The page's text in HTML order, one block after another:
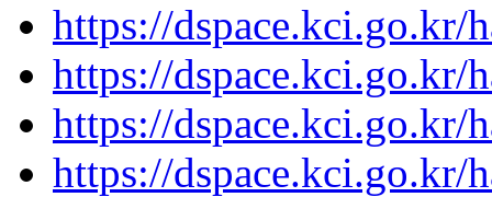
https://dspace.kci.go.kr/
https://dspace.kci.go.kr/
https://dspace.kci.go.kr/
https://dspace.kci.go.kr/